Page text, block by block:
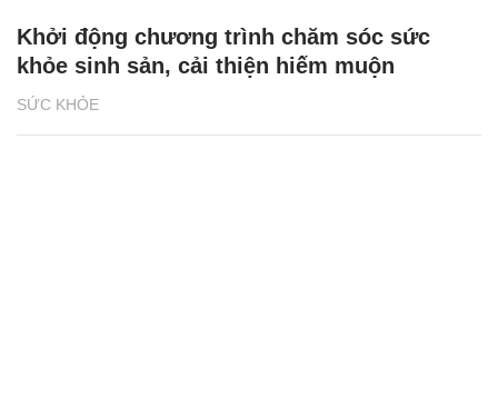
SỨC KHỎE
Khởi động chương trình chăm sóc sức
khỏe sinh sản, cải thiện hiếm muộn